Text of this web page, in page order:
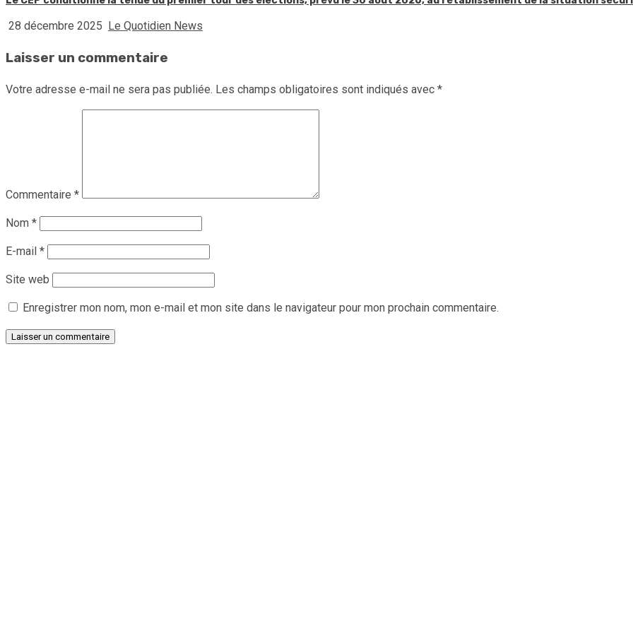
28 décembre 2025 Le Quotidien News
Laisser un commentaire
Votre adresse e-mail ne sera pas publiée. Les champs obligatoires sont indiqués avec *
Commentaire *
Nom *
E-mail *
Site web
Enregistrer mon nom, mon e-mail et mon site dans le navigateur pour mon prochain commentaire.